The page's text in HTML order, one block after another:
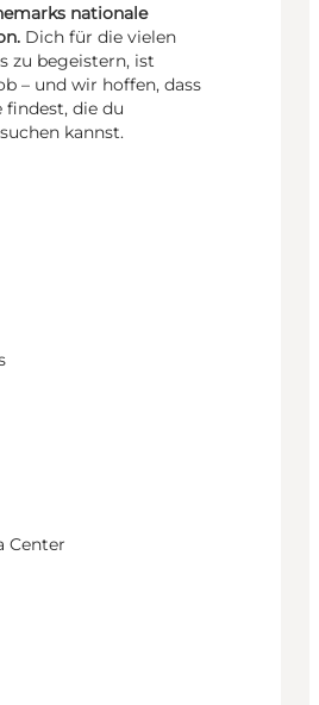
nationale
Dich für die vielen
zu begeistern, ist
– und wir hoffen, dass
findest, die du
kannst.
Center